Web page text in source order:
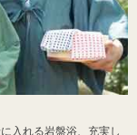
入れる岩盤浴、充実し